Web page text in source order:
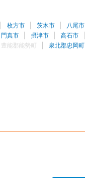
枚方市 茨木市 八尾市
門真市 摂津市 高石市
豊能郡能勢町
泉北郡忠岡町